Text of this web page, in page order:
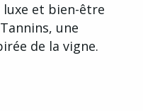
luxe et bien-être
une
de la vigne.